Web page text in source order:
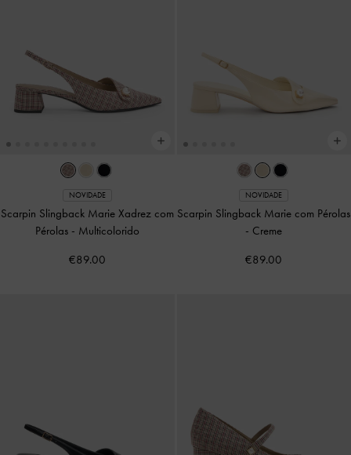
NOVIDADE
Scarpin Slingback Marie Xadrez com
Pérolas - Multicolorido
€89.00
NOVIDADE
Scarpin Slingback Marie com Pérolas
- Creme
€89.00